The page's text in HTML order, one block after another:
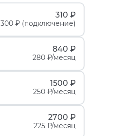
310 ₽
300 ₽ (подключение)
840 ₽
280 ₽/месяц
1500 ₽
250 ₽/месяц
2700 ₽
225 ₽/месяц